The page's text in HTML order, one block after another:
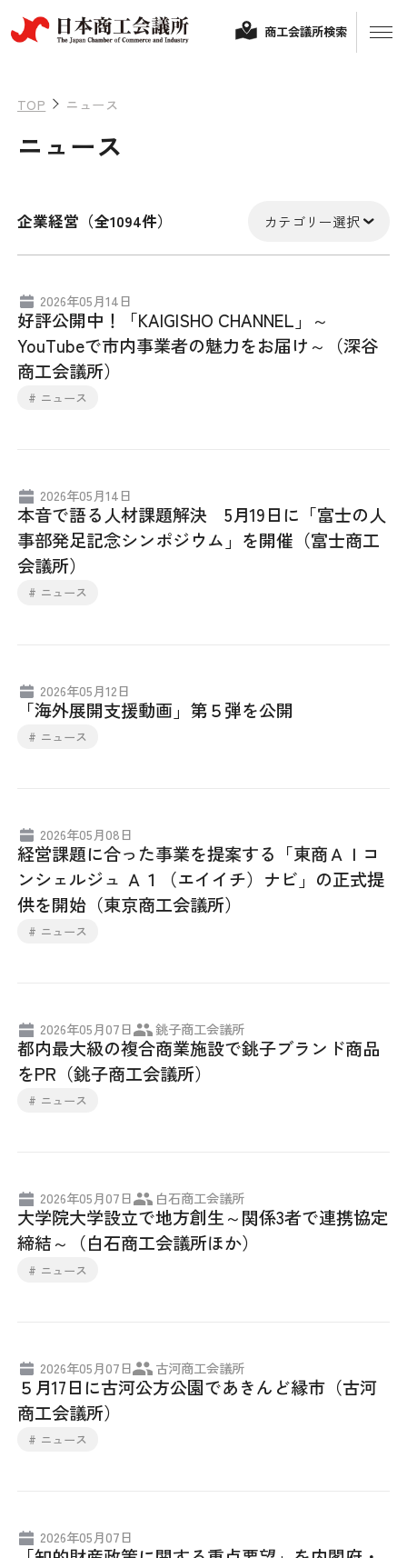
融資制度・補助金
海外ビジネス・貿易証明
会頭コメント
役員紹介
青年部・女性会
採用情報
アクセス
商工会議所検索
TOP ニュース
ニュース
企業経営（全1094件） カテゴリー選択
2026年05月14日
好評公開中！「KAIGISHO CHANNEL」～
YouTubeで市内事業者の魅力をお届け～（深谷
商工会議所）
# ニュース
2026年05月14日
本音で語る人材課題解決 5月19日に「富士の人
事部発足記念シンポジウム」を開催（富士商工
会議所）
# ニュース
2026年05月12日
「海外展開支援動画」第５弾を公開
# ニュース
2026年05月08日
経営課題に合った事業を提案する「東商ＡＩコ
ンシェルジュ Ａ１（エイイチ）ナビ」の正式提
供を開始（東京商工会議所）
# ニュース
2026年05月07日 銚子商工会議所
都内最大級の複合商業施設で銚子ブランド商品
をPR（銚子商工会議所）
# ニュース
2026年05月07日 白石商工会議所
大学院大学設立で地方創生～関係3者で連携協定
締結～（白石商工会議所ほか）
# ニュース
2026年05月07日 古河商工会議所
５月17日に古河公方公園であきんど縁市（古河
商工会議所）
# ニュース
2026年05月07日